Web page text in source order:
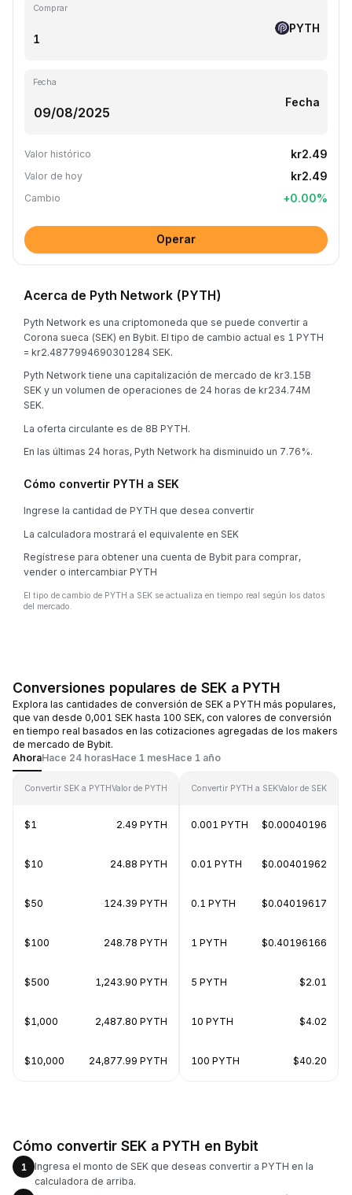
Comprar
PYTH
Fecha
Fecha
Valor histórico kr2.49
Valor de hoy kr2.49
Cambio +0.00%
Operar
Acerca de Pyth Network (PYTH)
Pyth Network es una criptomoneda que se puede convertir a
Corona sueca (SEK) en Bybit. El tipo de cambio actual es 1 PYTH
= kr2.4877994690301284 SEK.
Pyth Network tiene una capitalización de mercado de kr3.15B
SEK y un volumen de operaciones de 24 horas de kr234.74M
SEK.
La oferta circulante es de 8B PYTH.
En las últimas 24 horas, Pyth Network ha disminuido un 7.76%.
Cómo convertir PYTH a SEK
Ingrese la cantidad de PYTH que desea convertir
La calculadora mostrará el equivalente en SEK
Regístrese para obtener una cuenta de Bybit para comprar,
vender o intercambiar PYTH
El tipo de cambio de PYTH a SEK se actualiza en tiempo real según los datos
del mercado.
Conversiones populares de SEK a PYTH
Explora las cantidades de conversión de SEK a PYTH más populares,
que van desde 0,001 SEK hasta 100 SEK, con valores de conversión
en tiempo real basados en las cotizaciones agregadas de los makers
de mercado de Bybit.
AhoraHace 24 horasHace 1 mesHace 1 año
Convertir SEK a PYTHValor de PYTH
$1 2.49 PYTH
$10 24.88 PYTH
$50 124.39 PYTH
$100 248.78 PYTH
$500 1,243.90 PYTH
$1,000 2,487.80 PYTH
$10,000 24,877.99 PYTH
Convertir PYTH a SEKValor de SEK
0.001 PYTH $0.00040196
0.01 PYTH $0.00401962
0.1 PYTH $0.04019617
1 PYTH $0.40196166
5 PYTH $2.01
10 PYTH $4.02
100 PYTH $40.20
Cómo convertir SEK a PYTH en Bybit
1
Ingresa el monto de SEK que deseas convertir a PYTH en la
calculadora de arriba.